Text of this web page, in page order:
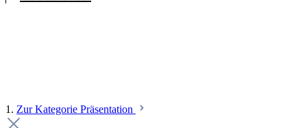
1. Zur Kategorie Präsentation